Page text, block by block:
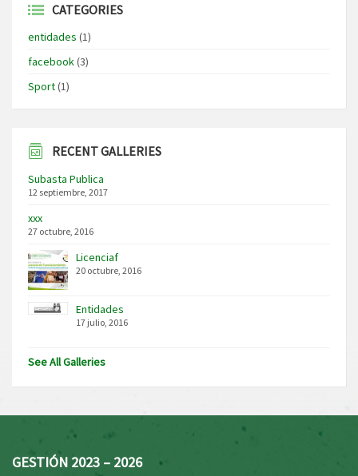
CATEGORIES
entidades (1)
facebook (3)
Sport(1)
RECENT GALLERIES
Subasta Publica
12 septiembre, 2017
xxx
27 octubre, 2016
Licenciaf
20 octubre, 2016
Entidades
17 julio, 2016
See All Galleries
GESTIÓN 2023 – 2026